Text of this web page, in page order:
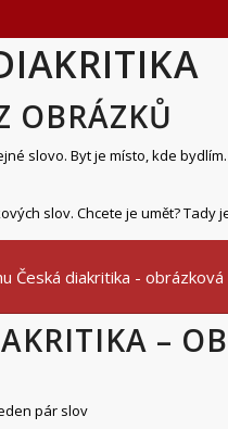
OBRÁZKŮ
slovo. Byt je místo, kde
slov. Chcete je umět? Tady
Česká diakritika - obrázková
–
pár slov